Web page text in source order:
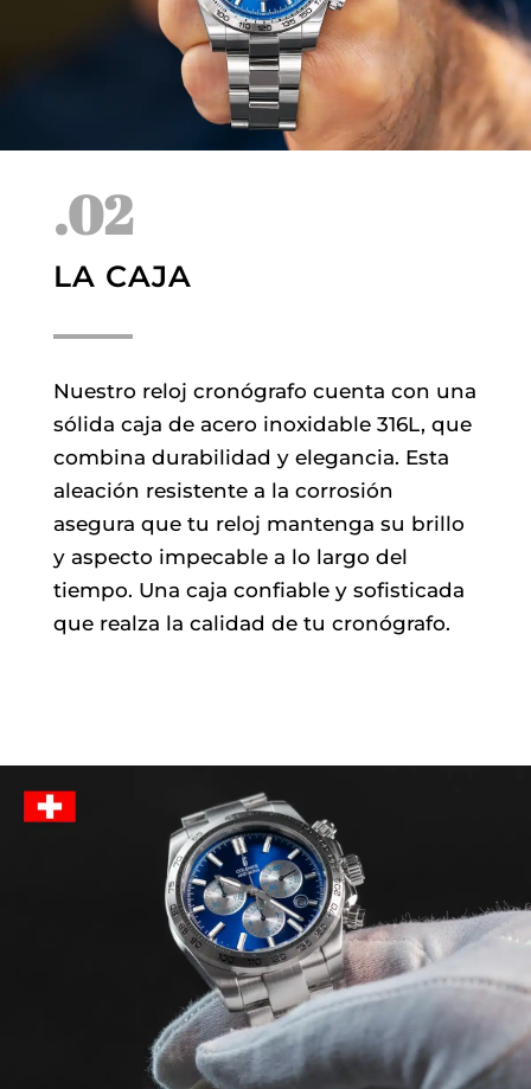
.02
LA CAJA
Nuestro reloj cronógrafo cuenta con una
sólida caja de acero inoxidable 316L, que
combina durabilidad y elegancia. Esta
aleación resistente a la corrosión
asegura que tu reloj mantenga su brillo
y aspecto impecable a lo largo del
tiempo. Una caja confiable y sofisticada
que realza la calidad de tu cronógrafo.